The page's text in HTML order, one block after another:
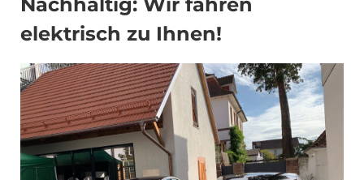
elektrisch zu Ihnen!